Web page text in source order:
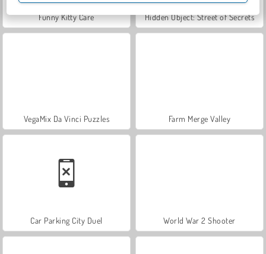
Funny Kitty Care Hidden Object: Street of Secrets
VegaMix Da Vinci Puzzles Farm Merge Valley
Car Parking City Duel World War 2 Shooter